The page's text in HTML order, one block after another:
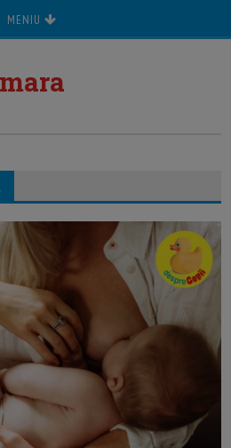
MENIU